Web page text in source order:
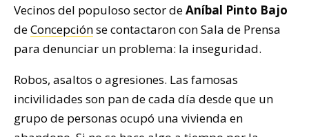
Vecinos del populoso sector deAníbal Pinto Bajo
deConcepciónse contactaron con Sala de Prensa
para denunciar un problema: la inseguridad.
Robos, asaltos o agresiones. Las famosas
incivilidades son pan de cada día desde que un
grupo de personas ocupó una vivienda en